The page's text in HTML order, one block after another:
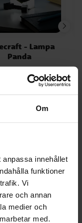
Om
innehållet
funktioner
Vi
och annan
medier och
med.
- Lampa
Panda
249,00 kr
249,00 kr
KÖP